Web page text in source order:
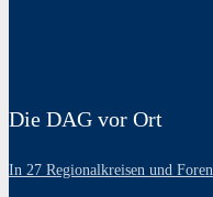
Die DAG vor Ort
In 27 Regionalkreisen und Foren